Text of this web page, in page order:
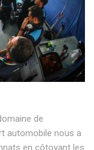
de
automobile nous a
en côtoyant les